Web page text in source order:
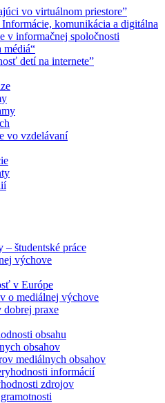
vo virtuálnom priestore”
komunikácia a digitálna
v informačnej spoločnosti
médiá“
detí na internete”
vo vzdelávaní
– študentské práce
výchove
v Európe
o mediálnej výchove
dobrej praxe
obsahu
obsahov
mediálnych obsahov
informácií
zdrojov